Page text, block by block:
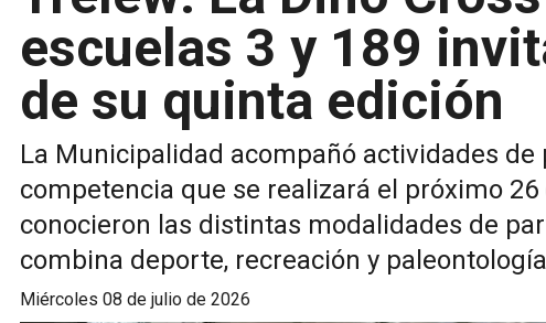
escuelas 3 y 189
de su quinta edición
La Municipalidad acompañó actividades de
competencia que se realizará el próximo
conocieron las distintas modalidades de
combina deporte, recreación y
miércoles 08 de julio de 2026